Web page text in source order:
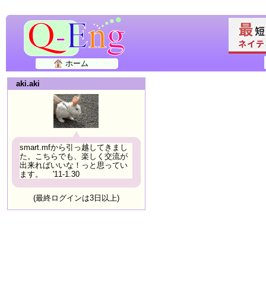
ホーム
aki.aki
smart.mfから引っ越してきまし
た。こちらでも、楽しく交流が
出来ればいいな！っと思ってい
ます。 '11-1.30
(最終ログインは3日以上)